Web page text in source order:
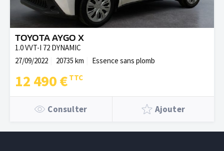
TOYOTA AYGO X
1.0 VVT-I 72 DYNAMIC
27/09/2022
20735 km Essence sans plomb
12 490 €
Consulter Ajouter